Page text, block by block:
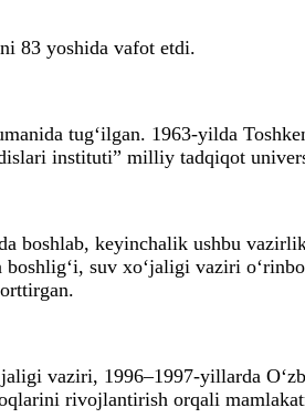
83 yoshida vafot etdi.
tug‘ilgan. 1963-yilda
instituti” milliy tadqiqot
keyinchalik ushbu
suv xo‘jaligi vaziri
vaziri, 1996–1997-yillarda
rivojlantirish orqali